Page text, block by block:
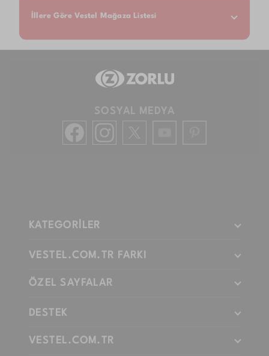
İllere Göre Vestel Mağaza Listesi
SOSYAL MEDYA
KATEGORİLER
VESTEL.COM.TR FARKI
ÖZEL SAYFALAR
DESTEK
VESTEL.COM.TR